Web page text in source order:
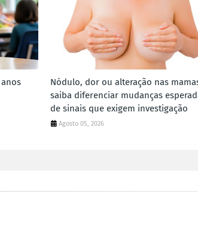
Nódulo, dor ou alteração nas
saiba diferenciar mudanças
de sinais que exigem investigação
Agosto 05, 2026